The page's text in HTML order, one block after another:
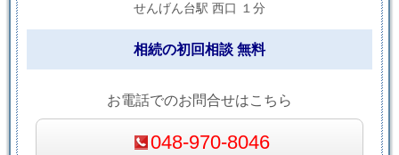
せんげん台駅 西口 １分
相続の初回相談 無料
お電話でのお問合せはこちら
048-970-8046